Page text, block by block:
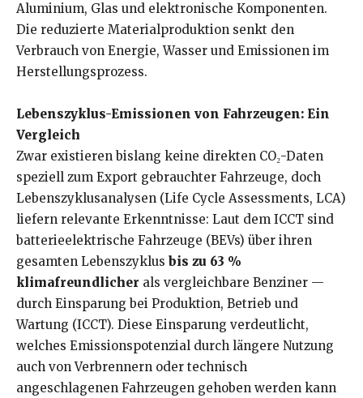
Aluminium, Glas und elektronische Komponenten.
Die reduzierte Materialproduktion senkt den
Verbrauch von Energie, Wasser und Emissionen im
Herstellungsprozess.
Lebenszyklus-Emissionen von Fahrzeugen: Ein
Vergleich
Zwar existieren bislang keine direkten CO₂-Daten
speziell zum Export gebrauchter Fahrzeuge, doch
Lebenszyklusanalysen (Life Cycle Assessments, LCA)
liefern relevante Erkenntnisse: Laut dem ICCT sind
batterieelektrische Fahrzeuge (BEVs) über ihren
gesamten Lebenszyklus bis zu 63 %
klimafreundlicher als vergleichbare Benziner —
durch Einsparung bei Produktion, Betrieb und
Wartung (ICCT). Diese Einsparung verdeutlicht,
welches Emissionspotenzial durch längere Nutzung
auch von Verbrennern oder technisch
angeschlagenen Fahrzeugen gehoben werden kann